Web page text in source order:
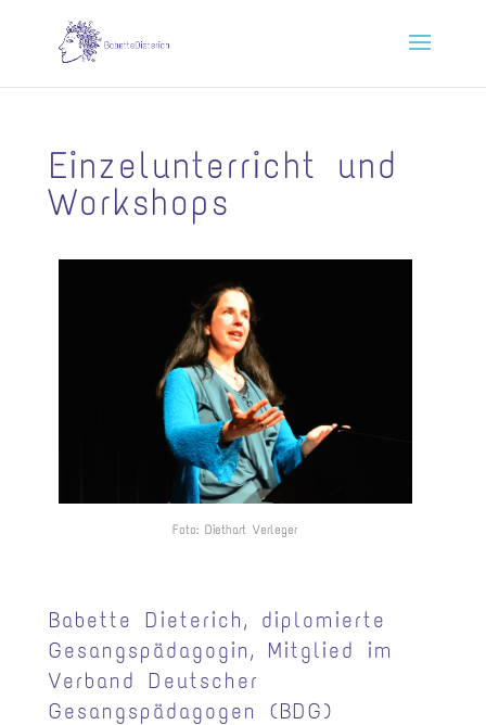
Einzelunterricht und
Workshops
Foto: Diethart Verleger
Babette Dieterich, diplomierte
Gesangspädagogin, Mitglied im
Verband Deutscher
Gesangspädagogen (BDG)